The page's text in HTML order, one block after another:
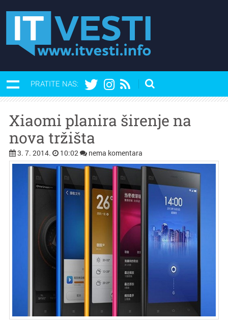
PRATITE NAS:
Xiaomi planira širenje na
nova tržišta
3. 7. 2014. 10:02 nema komentara